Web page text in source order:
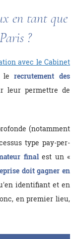
en tant que
?
avec le Cabinet
lerecrutement des
leur permettre de
(notamment
type pay-per-
finalest un «
doit gagner en
identifiant et en
en premier lieu,